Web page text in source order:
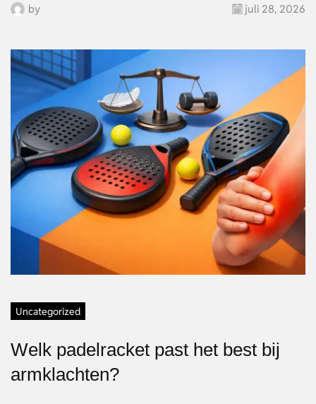
by juli 28, 2026
Uncategorized
Welk padelracket past het best bij
armklachten?